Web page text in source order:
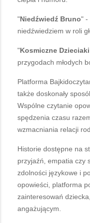
"Niedźwiedź Bruno" -
niedźwiedziem w roli
"Kosmiczne Dzieciaki
przygodach młodych
Platforma
także doskonały
Wspólne czytanie
spędzenia czasu
wzmacniania relacji
Historie dostępne na
przyjaźń, empatia czy
zdolności językowe i
opowieści, platforma
zainteresowań
angażującym.